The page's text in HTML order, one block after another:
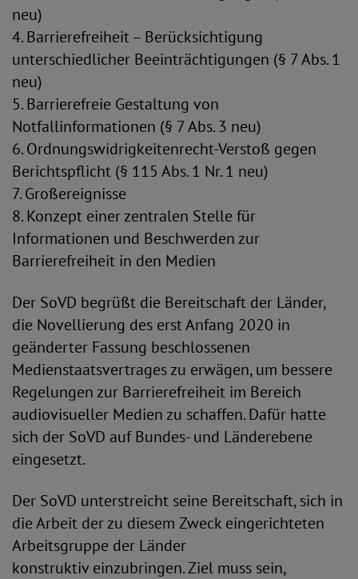
neu)
4. Barrierefreiheit – Berücksichtigung
unterschiedlicher Beeinträchtigungen (§ 7 Abs. 1
neu)
5. Barrierefreie Gestaltung von
Notfallinformationen (§ 7 Abs. 3 neu)
6. Ordnungswidrigkeitenrecht-Verstoß gegen
Berichtspflicht (§ 115 Abs. 1 Nr. 1 neu)
7. Großereignisse
8. Konzept einer zentralen Stelle für
Informationen und Beschwerden zur
Barrierefreiheit in den Medien
Der SoVD begrüßt die Bereitschaft der Länder,
die Novellierung des erst Anfang 2020 in
geänderter Fassung beschlossenen
Medienstaatsvertrages zu erwägen, um bessere
Regelungen zur Barrierefreiheit im Bereich
audiovisueller Medien zu schaffen. Dafür hatte
sich der SoVD auf Bundes- und Länderebene
eingesetzt.
Der SoVD unterstreicht seine Bereitschaft, sich in
die Arbeit der zu diesem Zweck eingerichteten
Arbeitsgruppe der Länder
konstruktiv einzubringen. Ziel muss sein,